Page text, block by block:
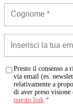
Presto il consenso a
via email (es.
relativamente a
di aver preso
questo link *